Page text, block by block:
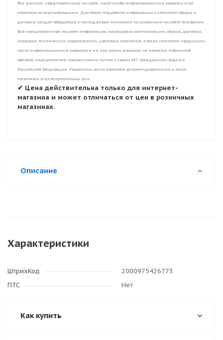
Все данные, представленные на сайте, носят сугубо информационный характер и не
являются исчерпывающими. Для более подробной информации о стоимости сборки и
доставки следует обращаться к менеджерам компании по указанным на сайте телефонам.
Вся представленная на сайте информация, касающаяся комплектации, сборки, доставки,
упаковки, технических характеристик, цветовых сочетаний, а также стоимости продукции,
носит информационный характер и ни при каких условиях не является публичной
офертой, определяемой положениями пункта 2 статьи 437 Гражданского Кодекса
Российской Федерации. Указанные цены являются рекомендованными и могут
отличаться от действительных цен.
✔ Цена действительна только для интернет-
магазина и может отличаться от цен в розничных
магазинах.
Описание
Характеристики
ШтрихКод
2000975426773
ПТС
Нет
Как купить